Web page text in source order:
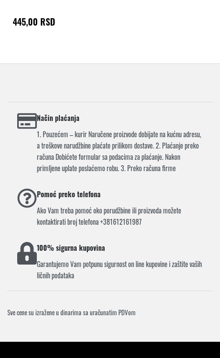
445,00 RSD
Način plaćanja
1. Pouzećem – kurir Naručene proizvode dobijate na kućnu adresu,
a troškove narudžbine plaćate prilikom dostave. 2. Plaćanje preko
računa Dobićete formular sa podacima za plaćanje. Nakon
primljene uplate poslaćemo robu. 3. Preko računa firme
Pomoć preko telefona
Ako Vam treba pomoć oko porudžbine ili proizvoda možete
kontaktirati broj telefona +381612161987
100% sigurna kupovina
Garantujemo Vam potpunu sigurnost on line kupovine i zaštite vaših
ličnih podataka
Sve cene su izražene u dinarima sa uračunatim PDVom